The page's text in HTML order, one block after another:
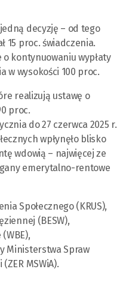
decyzję – od tego
15 proc. świadczenia.
kontynuowaniu wypłaty
w wysokości 100 proc.
realizują ustawę o
proc.
do 27 czerwca 2025 r.
wpłynęło blisko
wdowią – najwięcej ze
emerytalno-rentowe
Społecznego (KRUS),
(BESW),
Ministerstwa Spraw
MSWiA).